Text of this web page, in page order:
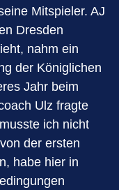
Mitspieler. AJ
Dresden
nahm ein
der Königlichen
Jahr beim
Ulz fragte
ich nicht
der ersten
habe hier in